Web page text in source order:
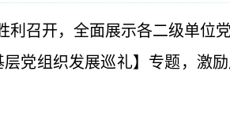
召开，全面展示各二级单位
党组织发展巡礼】专题，激